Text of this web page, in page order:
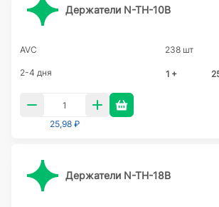
Держатели N-TH-10B
AVC 238 шт
2-4 дня 1 +
25,98 ₽
Держатели N-TH-18B